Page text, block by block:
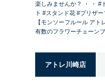
楽しみませんか？ ・ ・ #
ト #スタンド花 #プリ
【モンソーフルール
有数のフラワーチェーン
アトレ川崎店